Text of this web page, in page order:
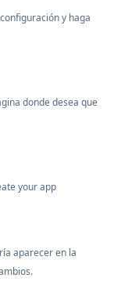
y haga
donde desea que
your app
aparecer en la